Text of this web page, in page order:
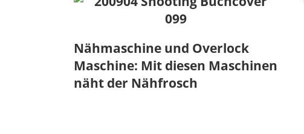
Nähmaschine und Overlock
Maschine: Mit diesen Maschinen
näht der Nähfrosch